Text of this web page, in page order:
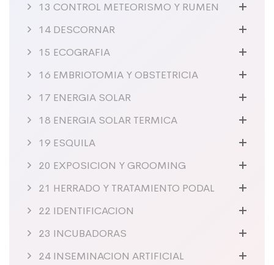
13 CONTROL METEORISMO Y RUMEN
14 DESCORNAR
15 ECOGRAFIA
16 EMBRIOTOMIA Y OBSTETRICIA
17 ENERGIA SOLAR
18 ENERGIA SOLAR TERMICA
19 ESQUILA
20 EXPOSICION Y GROOMING
21 HERRADO Y TRATAMIENTO PODAL
22 IDENTIFICACION
23 INCUBADORAS
24 INSEMINACION ARTIFICIAL